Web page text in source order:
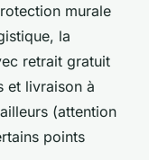
murale
la
retrait gratuit
et livraison à
(attention
points